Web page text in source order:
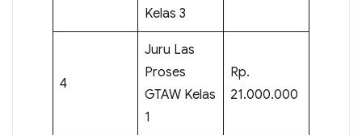
Kelas 3
4
Juru Las
Proses
GTAW Kelas
1
Rp.
21.000.000